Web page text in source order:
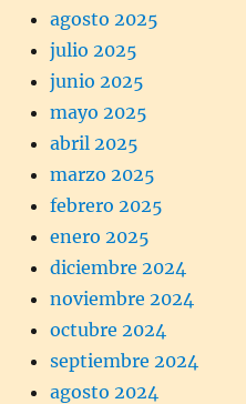
agosto 2025
julio 2025
junio 2025
mayo 2025
abril 2025
marzo 2025
febrero 2025
enero 2025
diciembre 2024
noviembre 2024
octubre 2024
septiembre 2024
agosto 2024